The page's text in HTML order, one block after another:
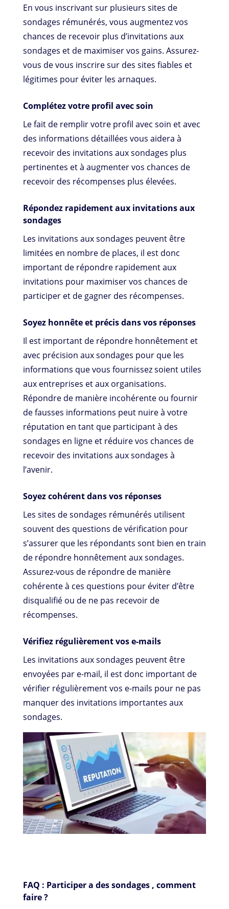
En vous inscrivant sur plusieurs sites de
sondages rémunérés, vous augmentez vos
chances de recevoir plus d’invitations aux
sondages et de maximiser vos gains. Assurez-
vous de vous inscrire sur des sites fiables et
légitimes pour éviter les arnaques.
Complétez votre profil avec soin
Le fait de remplir votre profil avec soin et avec
des informations détaillées vous aidera à
recevoir des invitations aux sondages plus
pertinentes et à augmenter vos chances de
recevoir des récompenses plus élevées.
Répondez rapidement aux invitations aux
sondages
Les invitations aux sondages peuvent être
limitées en nombre de places, il est donc
important de répondre rapidement aux
invitations pour maximiser vos chances de
participer et de gagner des récompenses.
Soyez honnête et précis dans vos réponses
Il est important de répondre honnêtement et
avec précision aux sondages pour que les
informations que vous fournissez soient utiles
aux entreprises et aux organisations.
Répondre de manière incohérente ou fournir
de fausses informations peut nuire à votre
réputation en tant que participant à des
sondages en ligne et réduire vos chances de
recevoir des invitations aux sondages à
l’avenir.
Soyez cohérent dans vos réponses
Les sites de sondages rémunérés utilisent
souvent des questions de vérification pour
s’assurer que les répondants sont bien en train
de répondre honnêtement aux sondages.
Assurez-vous de répondre de manière
cohérente à ces questions pour éviter d’être
disqualifié ou de ne pas recevoir de
récompenses.
Vérifiez régulièrement vos e-mails
Les invitations aux sondages peuvent être
envoyées par e-mail, il est donc important de
vérifier régulièrement vos e-mails pour ne pas
manquer des invitations importantes aux
sondages.
FAQ : Participer a des sondages , comment
faire ?